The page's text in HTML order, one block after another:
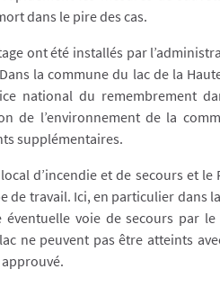
dans le pire des cas.
ont été installés par
la commune du lac de la
national du remembrement
de l’environnement de la
supplémentaires.
d’incendie et de secours et
de travail. Ici, en particulier dans
voie de secours par
ne peuvent pas être atteints